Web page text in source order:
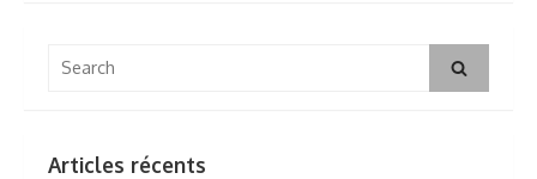
Search
Search
Articles récents